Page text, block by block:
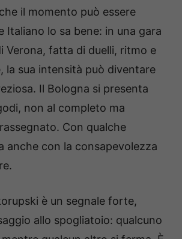
il momento può essere
Italiano lo sa bene: in una gara
Verona, fatta di duelli, ritmo e
la sua intensità può diventare
Il Bologna si presenta
non al completo ma
Con qualche
anche con la consapevolezza
è un segnale forte,
allo spogliatoio: qualcuno